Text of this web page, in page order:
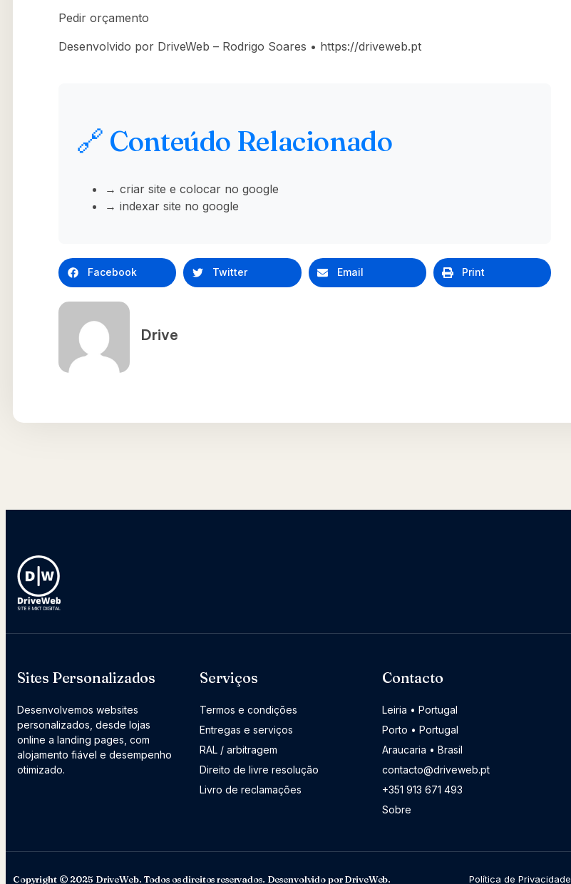
Pedir orçamento
Desenvolvido por DriveWeb – Rodrigo Soares • https://driveweb.pt
🔗 Conteúdo Relacionado
→ criar site e colocar no google
→ indexar site no google
Facebook Twitter Email Print
Drive
Sites Personalizados
Desenvolvemos websites
personalizados, desde lojas
online a landing pages, com
alojamento fiável e desempenho
otimizado.
Serviços
Termos e condições
Entregas e serviços
RAL / arbitragem
Direito de livre resolução
Livro de reclamações
Contacto
Leiria • Portugal
Porto • Portugal
Araucaria • Brasil
contacto@driveweb.pt
+351 913 671 493
Sobre
Copyright © 2025 DriveWeb. Todos os direitos reservados. Desenvolvido por DriveWeb. Política de Privacidade